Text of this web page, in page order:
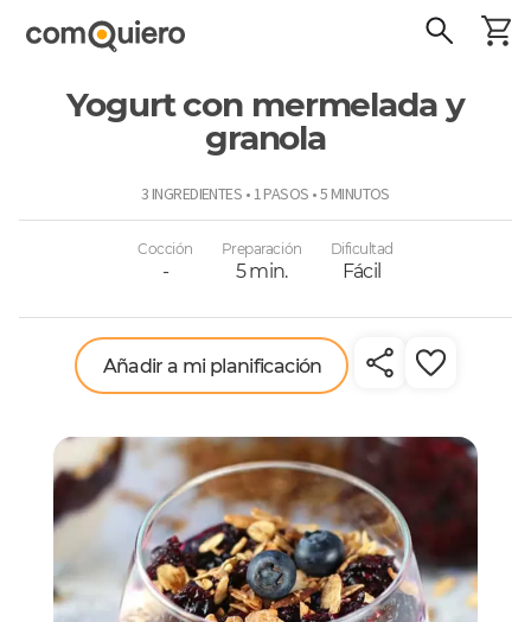
Yogurt con mermelada y
granola
3 INGREDIENTES • 1 PASOS • 5 MINUTOS
Cocción
-
Preparación
5 min.
Dificultad
Fácil
Añadir a mi planificación